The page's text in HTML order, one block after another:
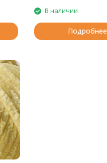
В наличии
Подробнее